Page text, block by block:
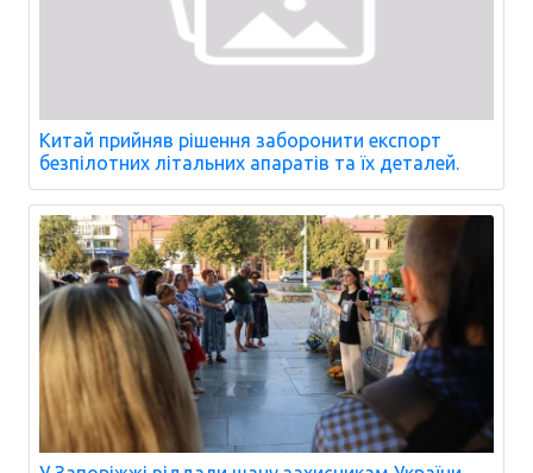
Китай прийняв рішення заборонити експорт
безпілотних літальних апаратів та їх деталей.